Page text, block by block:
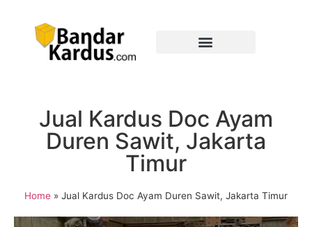
Jual Kardus Doc Ayam
Duren Sawit, Jakarta
Timur
Home » Jual Kardus Doc Ayam Duren Sawit, Jakarta Timur